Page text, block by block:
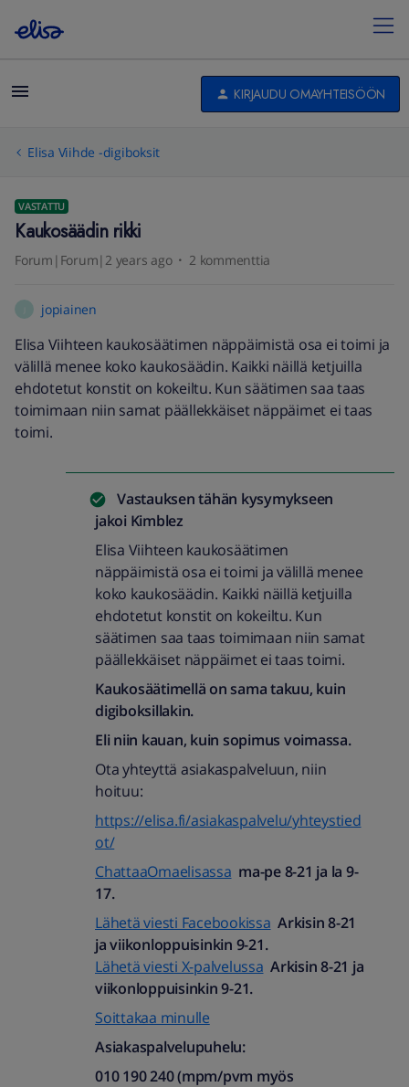
KIRJAUDU OMAYHTEISÖÖN
Elisa Viihde -digiboksit
VASTATTU
Kaukosäädin rikki
Forum|Forum|2 years ago 2 kommenttia
jopiainen
Elisa Viihteen kaukosäätimen näppäimistä osa ei toimi ja
välillä menee koko kaukosäädin. Kaikki näillä ketjuilla
ehdotetut konstit on kokeiltu. Kun säätimen saa taas
toimimaan niin samat päällekkäiset näppäimet ei taas
toimi.
Vastauksen tähän kysymykseen
jakoi Kimblez
Elisa Viihteen kaukosäätimen
näppäimistä osa ei toimi ja välillä menee
koko kaukosäädin. Kaikki näillä ketjuilla
ehdotetut konstit on kokeiltu. Kun
säätimen saa taas toimimaan niin samat
päällekkäiset näppäimet ei taas toimi.
Kaukosäätimellä on sama takuu, kuin
digiboksillakin.
Eli niin kauan, kuin sopimus voimassa.
Ota yhteyttä asiakaspalveluun, niin
hoituu:
https://elisa.fi/asiakaspalvelu/yhteystied
ot/
ChattaaOmaelisassa ma-pe 8-21 ja la 9-
17.
Lähetä viesti Facebookissa Arkisin 8-21
ja viikonloppuisinkin 9-21.
Lähetä viesti X-palvelussa Arkisin 8-21 ja
viikonloppuisinkin 9-21.
Soittakaa minulle
Asiakaspalvelupuhelu:
010 190 240 (mpm/pvm myös